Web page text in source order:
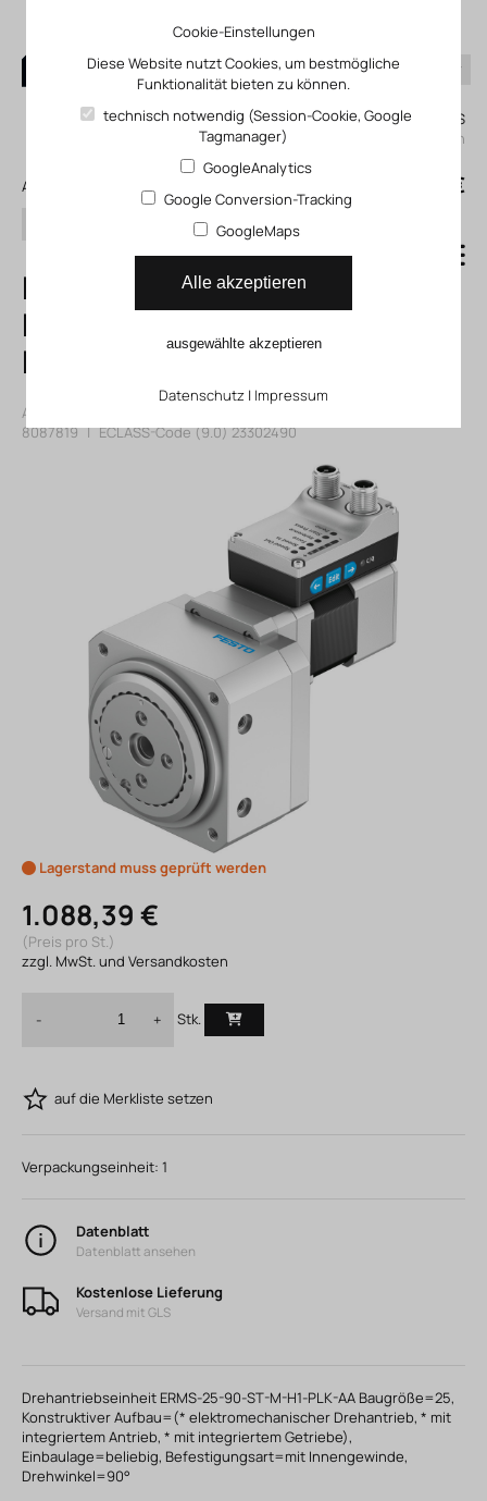
0
Mein KLEFINGHAUS
einloggen
Alle Produkte
Suchen
0,00 €
ERMS-25-90-ST-
M-H1-PLK-AA
Drehantriebseinheit
Artikelnummer: 118087819
8087819 | ECLASS-Code (9.0)23302490
Lagerstand muss geprüft werden
1.088,39 €
(Preis pro St.)
zzgl. MwSt. und Versandkosten
- + Stk.
auf die Merkliste setzen
Verpackungseinheit: 1
Datenblatt
Datenblatt ansehen
Kostenlose Lieferung
Versand mit GLS
Drehantriebseinheit ERMS-25-90-ST-M-H1-PLK-AA Baugröße=25,
Konstruktiver Aufbau=(* elektromechanischer Drehantrieb, * mit
integriertem Antrieb, * mit integriertem Getriebe),
Einbaulage=beliebig, Befestigungsart=mit Innengewinde,
Drehwinkel=90°
Cookie-Einstellungen
Diese Website nutzt Cookies, um bestmögliche
Funktionalität bieten zu können.
technisch notwendig (Session-Cookie, Google
Tagmanager)
GoogleAnalytics
Google Conversion-Tracking
GoogleMaps
Alle akzeptieren
ausgewählte akzeptieren
Datenschutz | Impressum